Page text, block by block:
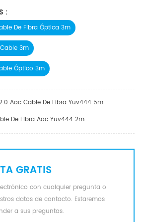
:
De Fibra Óptica 3m
3m
Óptico 3m
Aoc Cable De Fibra Yuv444 5m
De Fibra Aoc Yuv444 2m
GRATIS
con cualquier pregunta o
datos de contacto. Estaremos
a sus preguntas.